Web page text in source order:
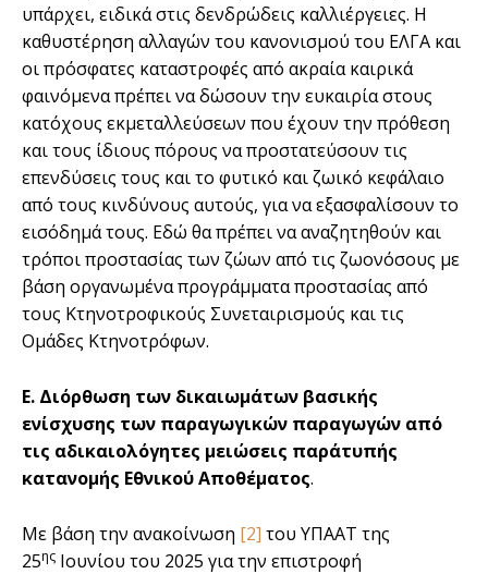
υπάρχει, ειδικά στις δενδρώδεις καλλιέργειες. Η
καθυστέρηση αλλαγών του κανονισμού του ΕΛΓΑ και
οι πρόσφατες καταστροφές από ακραία καιρικά
φαινόμενα πρέπει να δώσουν την ευκαιρία στους
κατόχους εκμεταλλεύσεων που έχουν την πρόθεση
και τους ίδιους πόρους να προστατεύσουν τις
επενδύσεις τους και το φυτικό και ζωικό κεφάλαιο
από τους κινδύνους αυτούς, για να εξασφαλίσουν το
εισόδημά τους. Εδώ θα πρέπει να αναζητηθούν και
τρόποι προστασίας των ζώων από τις ζωονόσους με
βάση οργανωμένα προγράμματα προστασίας από
τους Κτηνοτροφικούς Συνεταιρισμούς και τις
Ομάδες Κτηνοτρόφων.
Ε. Διόρθωση των δικαιωμάτων βασικής
ενίσχυσης των παραγωγικών παραγωγών από
τις αδικαιολόγητες μειώσεις παράτυπής
κατανομής Εθνικού Αποθέματος.
Με βάση την ανακοίνωση [2] του ΥΠΑΑΤ της
25ης Ιουνίου του 2025 για την επιστροφή